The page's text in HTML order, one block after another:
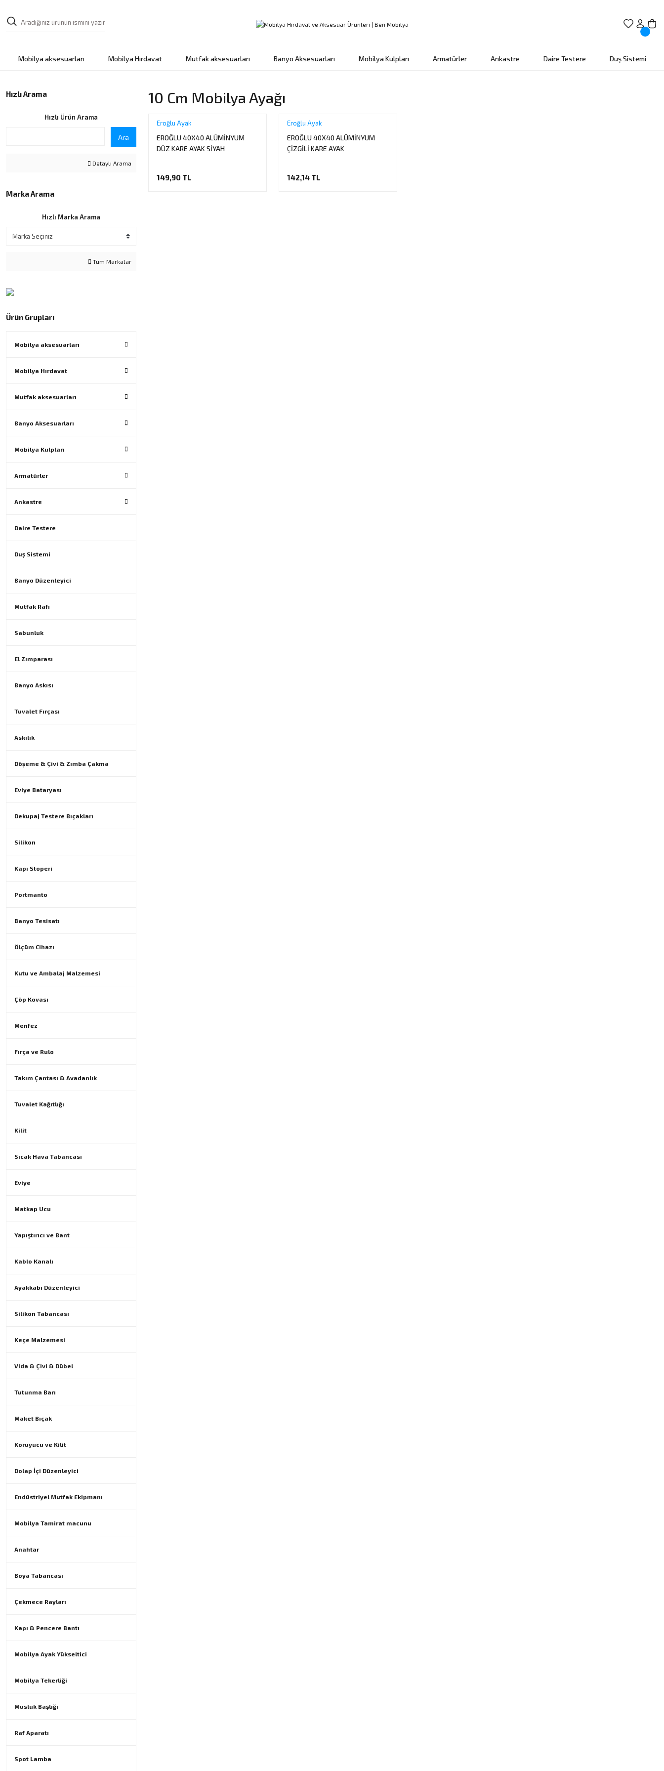
Mobilya aksesuarları Mobilya Hırdavat Mutfak aksesuarları Banyo Aksesuarları Mobilya Kulpları Armatürler Ankastre Daire Testere Duş Sistemi
Hızlı Arama
Hızlı Ürün Arama
Ara
Detaylı Arama
Marka Arama
Hızlı Marka Arama
Tüm Markalar
Ürün Grupları
Mobilya aksesuarları
Mobilya Hırdavat
Mutfak aksesuarları
Banyo Aksesuarları
Mobilya Kulpları
Armatürler
Ankastre
Daire Testere
Duş Sistemi
Banyo Düzenleyici
Mutfak Rafı
Sabunluk
El Zımparası
Banyo Askısı
Tuvalet Fırçası
Askılık
Döşeme & Çivi & Zımba Çakma
Eviye Bataryası
Dekupaj Testere Bıçakları
Silikon
Kapı Stoperi
Portmanto
Banyo Tesisatı
Ölçüm Cihazı
Kutu ve Ambalaj Malzemesi
Çöp Kovası
Menfez
Fırça ve Rulo
Takım Çantası & Avadanlık
Tuvalet Kağıtlığı
Kilit
Sıcak Hava Tabancası
Eviye
Matkap Ucu
Yapıştırıcı ve Bant
Kablo Kanalı
Ayakkabı Düzenleyici
Silikon Tabancası
Keçe Malzemesi
Vida & Çivi & Dübel
Tutunma Barı
Maket Bıçak
Koruyucu ve Kilit
Dolap İçi Düzenleyici
Endüstriyel Mutfak Ekipmanı
Mobilya Tamirat macunu
Anahtar
Boya Tabancası
Çekmece Rayları
Kapı & Pencere Bantı
Mobilya Ayak Yükseltici
Mobilya Tekerliği
Musluk Başlığı
Raf Aparatı
Spot Lamba
10 Cm Mobilya Ayağı
Eroğlu Ayak
EROĞLU 40X40 ALÜMİNYUM
DÜZ KARE AYAK SİYAH
149,90 TL
Eroğlu Ayak
EROĞLU 40X40 ALÜMİNYUM
ÇİZGİLİ KARE AYAK
142,14 TL